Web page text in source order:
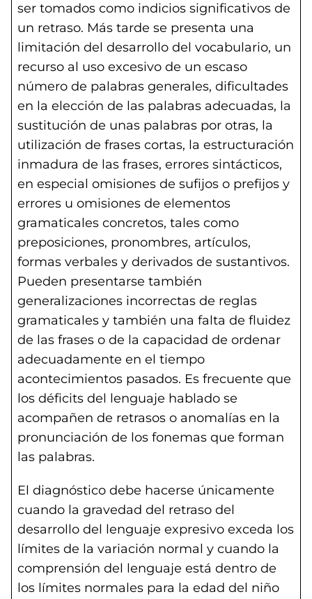
ser tomados como indicios significativos de
un retraso. Más tarde se presenta una
limitación del desarrollo del vocabulario, un
recurso al uso excesivo de un escaso
número de palabras generales, dificultades
en la elección de las palabras adecuadas, la
sustitución de unas palabras por otras, la
utilización de frases cortas, la estructuración
inmadura de las frases, errores sintácticos,
en especial omisiones de sufijos o prefijos y
errores u omisiones de elementos
gramaticales concretos, tales como
preposiciones, pronombres, artículos,
formas verbales y derivados de sustantivos.
Pueden presentarse también
generalizaciones incorrectas de reglas
gramaticales y también una falta de fluidez
de las frases o de la capacidad de ordenar
adecuadamente en el tiempo
acontecimientos pasados. Es frecuente que
los déficits del lenguaje hablado se
acompañen de retrasos o anomalías en la
pronunciación de los fonemas que forman
las palabras.
El diagnóstico debe hacerse únicamente
cuando la gravedad del retraso del
desarrollo del lenguaje expresivo exceda los
límites de la variación normal y cuando la
comprensión del lenguaje está dentro de
los límites normales para la edad del niño